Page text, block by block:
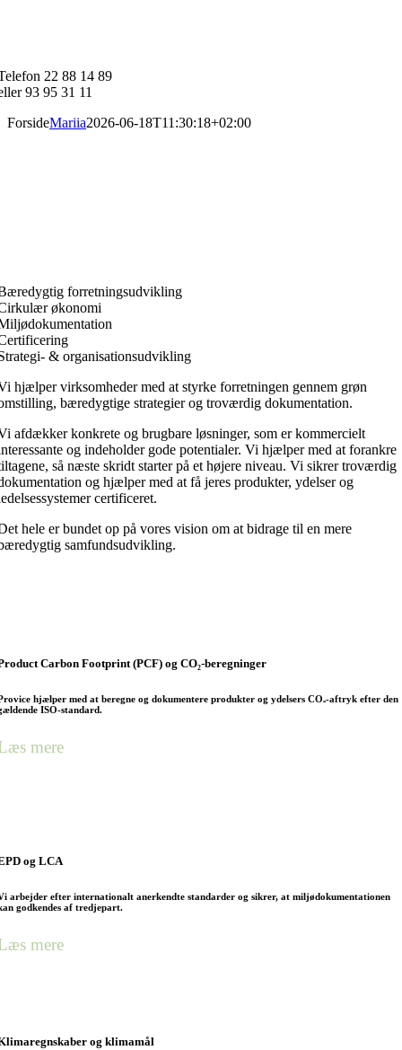
22 88 14 89
93 95 31 11
ForsideMariia2026-06-18T11:30:18+02:00
forretningsudvikling
økonomi
& organisationsudvikling
hjælper virksomheder med at styrke forretningen gennem grøn
bæredygtige strategier og troværdig dokumentation.
afdækker konkrete og brugbare løsninger, som er kommercielt
og indeholder gode potentialer. Vi hjælper med at forankre
så næste skridt starter på et højere niveau. Vi sikrer troværdig
og hjælper med at få jeres produkter, ydelser og
certificeret.
hele er bundet op på vores vision om at bidrage til en mere
samfundsudvikling.
Carbon Footprint (PCF) og CO₂-beregninger
hjælper med at beregne og dokumentere produkter og ydelsers CO₂-aftryk efter den
ISO-standard.
mere
og LCA
arbejder efter internationalt anerkendte standarder og sikrer, at miljødokumentationen
godkendes af tredjepart.
mere
og klimamål